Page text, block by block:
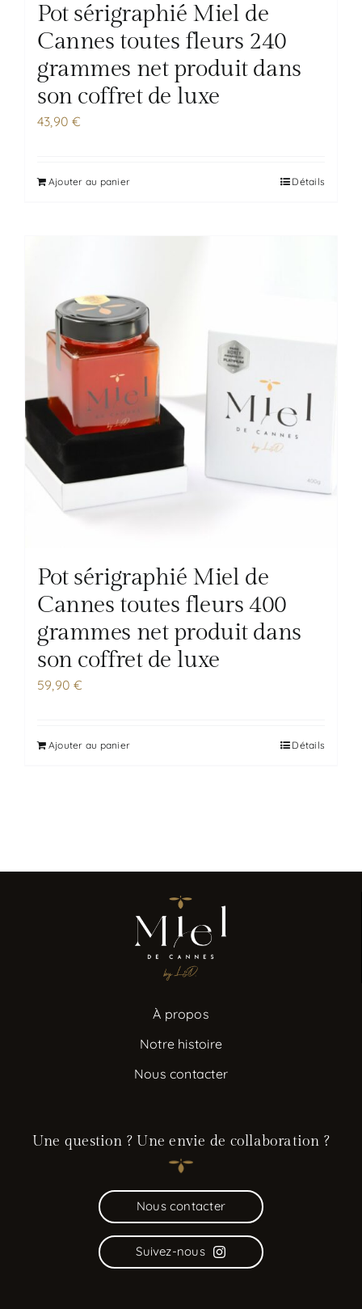
Pot sérigraphié Miel de
Cannes toutes fleurs 240
grammes net produit dans
son coffret de luxe
43,90€
Ajouter au panier Détails
Pot sérigraphié Miel de
Cannes toutes fleurs 400
grammes net produit dans
son coffret de luxe
59,90€
Ajouter au panier Détails
À propos
Notre histoire
Nous contacter
Une question ? Une envie de collaboration ?
Nous contacter
Suivez-nous